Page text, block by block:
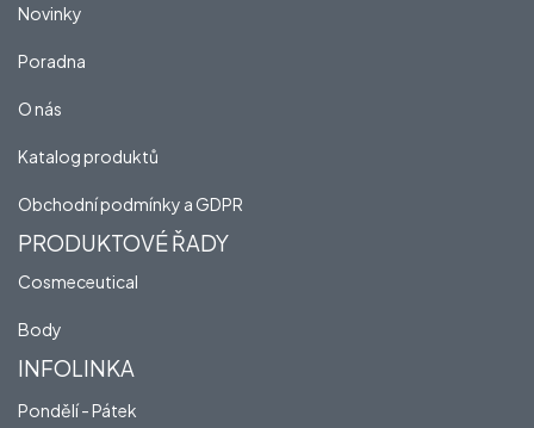
Novinky
Poradna
O nás
Katalog produktů
Obchodní podmínky a GDPR
PRODUKTOVÉ ŘADY
Cosmeceutical
Body
INFOLINKA
Pondělí - Pátek